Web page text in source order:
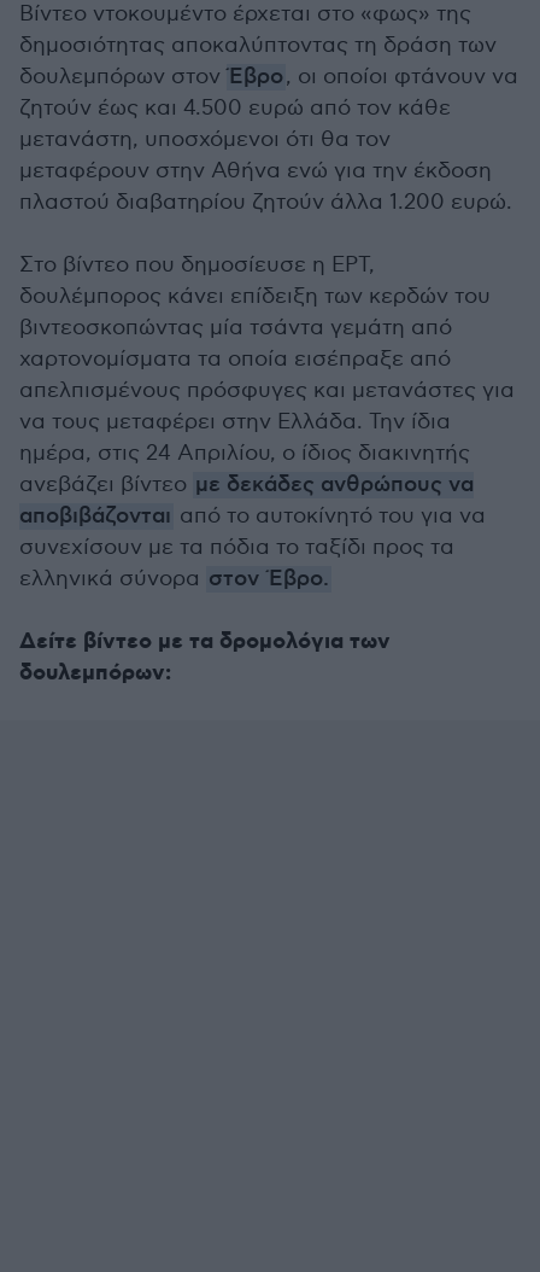
Βίντεο ντοκουμέντο έρχεται στο «φως» της
δημοσιότητας αποκαλύπτοντας τη δράση των
δουλεμπόρων στονΈβρο, οι οποίοι φτάνουν να
ζητούν έως και 4.500 ευρώ από τον κάθε
μετανάστη, υποσχόμενοι ότι θα τον
μεταφέρουν στην Αθήνα ενώ για την έκδοση
πλαστού διαβατηρίου ζητούν άλλα 1.200 ευρώ.
Στο βίντεο που δημοσίευσε η ΕΡΤ,
δουλέμπορος κάνει επίδειξη των κερδών του
βιντεοσκοπώντας μία τσάντα γεμάτη από
χαρτονομίσματα τα οποία εισέπραξε από
απελπισμένους πρόσφυγες και μετανάστες για
να τους μεταφέρει στην Ελλάδα. Την ίδια
ημέρα, στις 24 Απριλίου, ο ίδιος διακινητής
ανεβάζει βίντεο με δεκάδες ανθρώπους να
αποβιβάζονται από το αυτοκίνητό του για να
συνεχίσουν με τα πόδια το ταξίδι προς τα
ελληνικά σύνορα στον Έβρο.
Δείτε βίντεο με τα δρομολόγια των
δουλεμπόρων: